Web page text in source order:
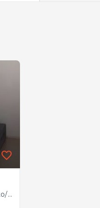
Presidente Médici - Ribeirão Preto/SP